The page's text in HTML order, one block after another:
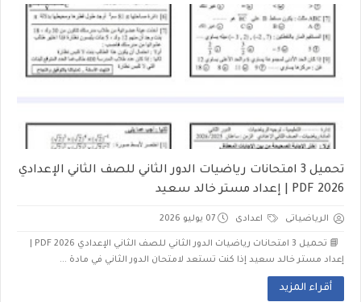
تحميل 3 امتحانات رياضيات الدور الثاني للصف الثاني الإعدادي
2026 PDF | إعداد مستر خالد سعيد
الرياضياتى اعدادى 07 يوليو 2026
📘 تحميل 3 امتحانات رياضيات الدور الثاني للصف الثاني الإعدادي 2026 PDF |
إعداد مستر خالد سعيد إذا كنت تستعد لامتحان الدور الثاني في مادة ...
أقراء المزيد